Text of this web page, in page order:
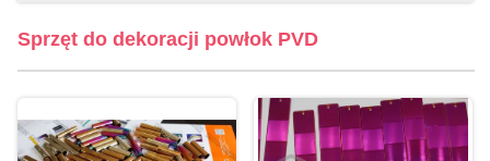
Sprzęt do dekoracji powłok PVD